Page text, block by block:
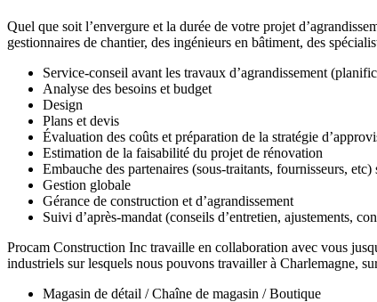
Quel que soit l’envergure et la durée de votre projet
gestionnaires de chantier, des ingénieurs en bâtiment, des
Service-conseil avant les travaux d’agrandissement
Analyse des besoins et budget
Design
Plans et devis
Évaluation des coûts et préparation de la stratégie
Estimation de la faisabilité du projet de rénovation
Embauche des partenaires (sous-traitants, fournisseurs,
Gestion globale
Gérance de construction et d’agrandissement
Suivi d’après-mandat (conseils d’entretien, ajustements,
Procam Construction Inc travaille en collaboration avec vous
industriels sur lesquels nous pouvons travailler à Charlemagne,
Magasin de détail / Chaîne de magasin / Boutique